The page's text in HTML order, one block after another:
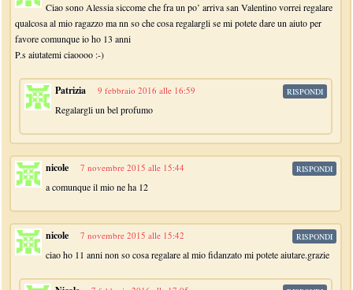
Ciao sono Alessia siccome che fra un po’ arriva san Valentino vorrei regalare
qualcosa al mio ragazzo ma nn so che cosa regalargli se mi potete dare un aiuto per
favore comunque io ho 13 anni
P.s aiutatemi ciaoooo :-)
Patrizia 9 febbraio 2016 alle 16:59
Regalargli un bel profumo
RISPONDI
nicole 7 novembre 2015 alle 15:44
a comunque il mio ne ha 12
RISPONDI
nicole 7 novembre 2015 alle 15:42
ciao ho 11 anni non so cosa regalare al mio fidanzato mi potete aiutare.grazie
RISPONDI